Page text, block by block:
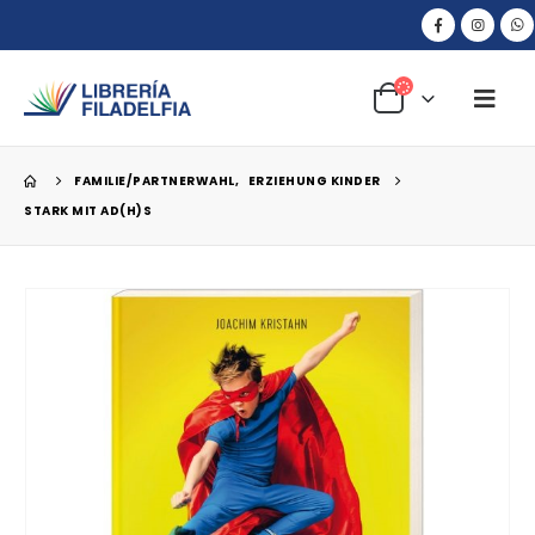
FAMILIE/PARTNERWAHL, ERZIEHUNG KINDER
STARK MIT AD(H)S